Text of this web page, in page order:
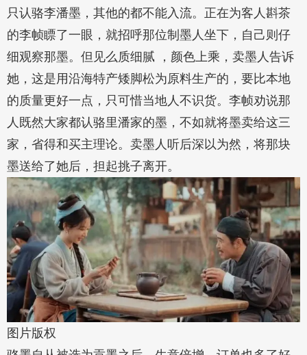
只认骆李潘墨，其他的都不能入流。正在为客人斟茶
的李帧瞟了一眼，就招呼那位制墨人坐下，自己则仔
细观察那墨。但见么质细腻 ，颜色上乘，卖墨人告诉
她，这是用沿海特产矮脚松为原料生产的，要比本地
的质量更好一点，只可惜当地人不识货。李帧劝说那
人既然大家都认骆里潘家的墨，不如就将墨卖给这三
家，省得和买主理论。卖墨人听后深以为然，将那块
墨送给了她后，担起挑子离开。
图片版权